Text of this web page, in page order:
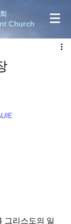
Church
그리스도의 일